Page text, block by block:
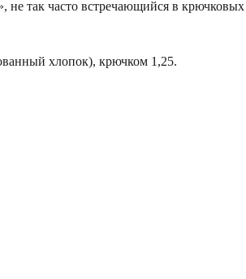
так часто встречающийся в
хлопок), крючком 1,25.